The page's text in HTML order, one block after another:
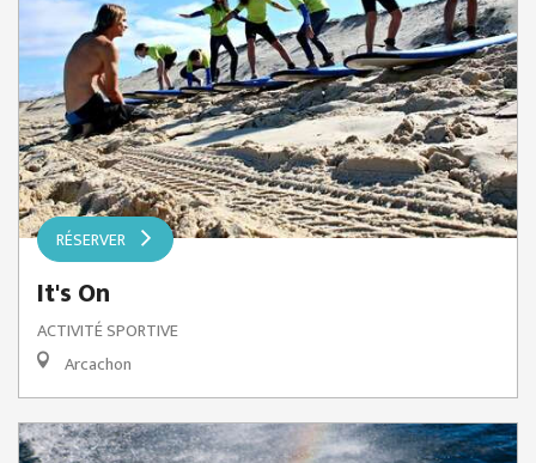
RÉSERVER
It's On
ACTIVITÉ SPORTIVE
Arcachon